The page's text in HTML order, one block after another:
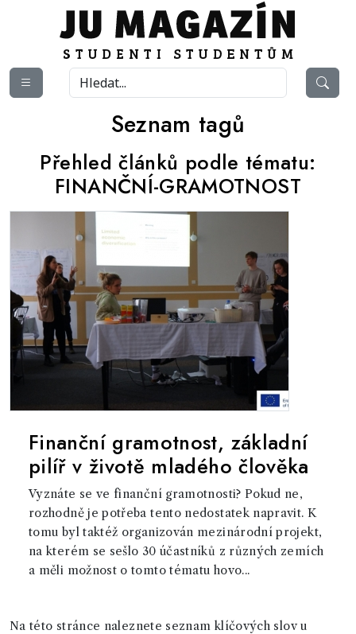
Seznam tagů
Přehled článků podle tématu:
FINANČNÍ-GRAMOTNOST
Finanční gramotnost, základní
pilíř v životě mladého člověka
Vyznáte se ve finanční gramotnosti? Pokud ne,
rozhodně je potřeba tento nedostatek napravit. K
tomu byl taktéž organizován mezinárodní projekt,
na kterém se sešlo 30 účastníků z různých zemích
a měli možnost o tomto tématu hovo...
Na této stránce naleznete seznam klíčových slov u